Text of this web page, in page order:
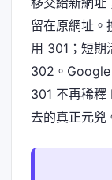
留在原網址。
用 301；短期
302。
301 不再稀釋
去的真正元兇